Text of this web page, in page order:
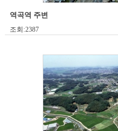
역곡역 주변
조회:2387